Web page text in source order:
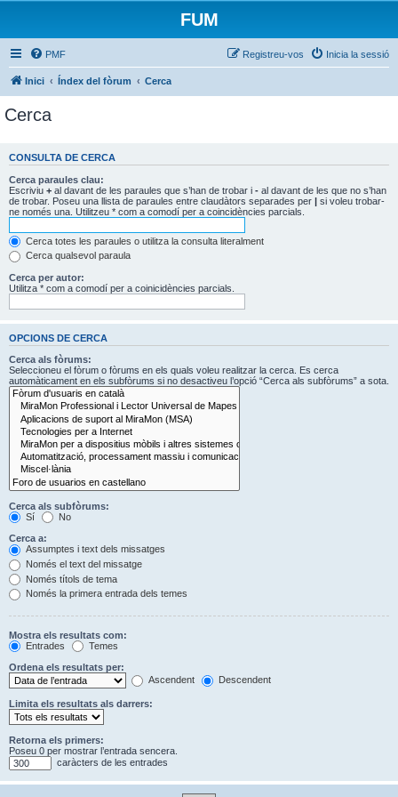
FUM
PMF Inicia la sessió
Registreu-vos
Inici Índex del fòrum Cerca
Cerca
CONSULTA DE CERCA
Cerca paraules clau:
Escriviu + al davant de les paraules que s’han de trobar i - al davant de les que no s’han
de trobar. Poseu una llista de paraules entre claudàtors separades per | si voleu trobar-
ne només una. Utilitzeu * com a comodí per a coincidències parcials.
Cerca totes les paraules o utilitza la consulta literalment
Cerca qualsevol paraula
Cerca per autor:
Utilitza * com a comodí per a coinicidències parcials.
OPCIONS DE CERCA
Cerca als fòrums:
Seleccioneu el fòrum o fòrums en els quals voleu realitzar la cerca. Es cerca
automàticament en els subfòrums si no desactiveu l’opció “Cerca als subfòrums” a sota.
Cerca als subfòrums:
Sí
No
Cerca a:
Assumptes i text dels missatges
Només el text del missatge
Només títols de tema
Només la primera entrada dels temes
Mostra els resultats com:
Entrades
Temes
Ordena els resultats per:
Ascendent
Descendent
Limita els resultats als darrers:
Retorna els primers:
Poseu 0 per mostrar l’entrada sencera.
caràcters de les entrades